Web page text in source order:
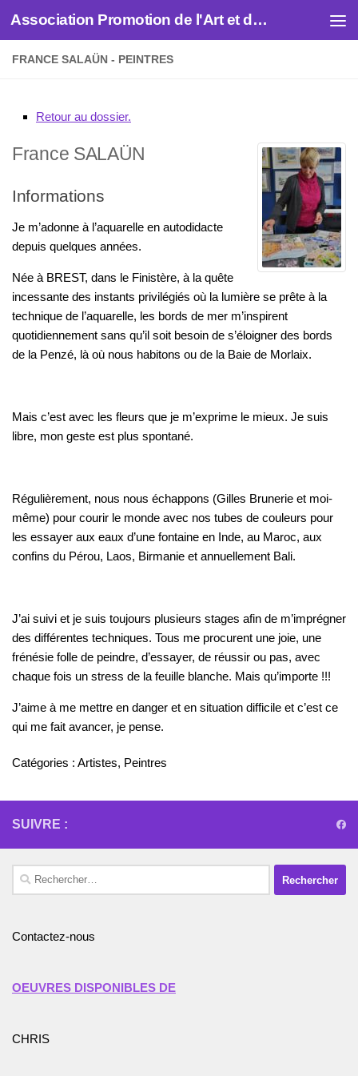
Skip to content Association Promotion de l'Art et des Artistes
FRANCE SALAÜN - PEINTRES
Retour au dossier.
France SALAÜN
Informations
Je m’adonne à l’aquarelle en autodidacte
depuis quelques années.
Née à BREST, dans le Finistère, à la quête
incessante des instants privilégiés où la lumière se prête à la
technique de l’aquarelle, les bords de mer m’inspirent
quotidiennement sans qu’il soit besoin de s’éloigner des bords
de la Penzé, là où nous habitons ou de la Baie de Morlaix.
Mais c’est avec les fleurs que je m’exprime le mieux. Je suis
libre, mon geste est plus spontané.
Régulièrement, nous nous échappons (Gilles Brunerie et moi-
même) pour courir le monde avec nos tubes de couleurs pour
les essayer aux eaux d’une fontaine en Inde, au Maroc, aux
confins du Pérou, Laos, Birmanie et annuellement Bali.
J’ai suivi et je suis toujours plusieurs stages afin de m’imprégner
des différentes techniques. Tous me procurent une joie, une
frénésie folle de peindre, d’essayer, de réussir ou pas, avec
chaque fois un stress de la feuille blanche. Mais qu’importe !!!
J’aime à me mettre en danger et en situation difficile et c’est ce
qui me fait avancer, je pense.
Catégories : Artistes, Peintres
SUIVRE :
Rechercher :
Contactez-nous
OEUVRES DISPONIBLES DE
CHRIS